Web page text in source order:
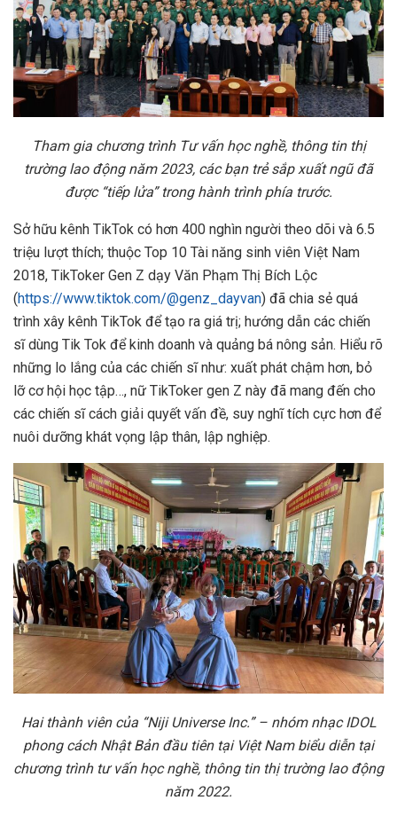
Tham gia chương trình Tư vấn học nghề, thông tin thị
trường lao động năm 2023, các bạn trẻ sắp xuất ngũ đã
được “tiếp lửa” trong hành trình phía trước.
Sở hữu kênh TikTok có hơn 400 nghìn người theo dõi và 6.5
triệu lượt thích; thuộc Top 10 Tài năng sinh viên Việt Nam
2018, TikToker Gen Z dạy Văn Phạm Thị Bích Lộc
(https://www.tiktok.com/@genz_dayvan) đã chia sẻ quá
trình xây kênh TikTok để tạo ra giá trị; hướng dẫn các chiến
sĩ dùng Tik Tok để kinh doanh và quảng bá nông sản. Hiểu rõ
những lo lắng của các chiến sĩ như: xuất phát chậm hơn, bỏ
lỡ cơ hội học tập…, nữ TikToker gen Z này đã mang đến cho
các chiến sĩ cách giải quyết vấn đề, suy nghĩ tích cực hơn để
nuôi dưỡng khát vọng lập thân, lập nghiệp.
Hai thành viên của “Niji Universe Inc.” – nhóm nhạc IDOL
phong cách Nhật Bản đầu tiên tại Việt Nam biểu diễn tại
chương trình tư vấn học nghề, thông tin thị trường lao động
năm 2022.